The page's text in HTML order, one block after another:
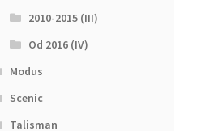
2010-2015 (III)
Od 2016 (IV)
Modus
Scenic
Talisman